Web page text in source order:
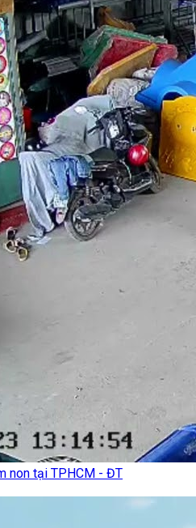
non tại TPHCM - ĐT